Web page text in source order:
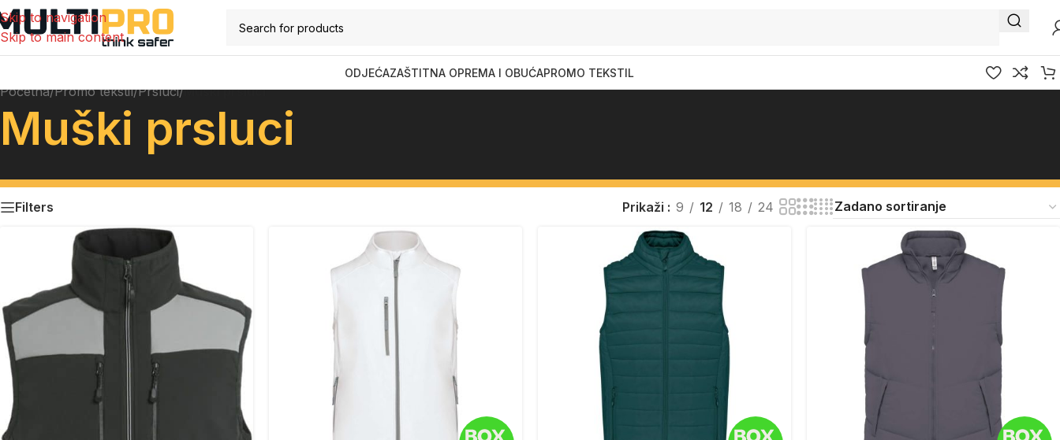
Skip to navigation
Skip to main content
ODJEĆAZAŠTITNA OPREMA I OBUĆAPROMO TEKSTIL
Početna/Promo tekstil/Prsluci/Muški prsluci
Muški prsluci
Filters Prikaži 9 12 18 24